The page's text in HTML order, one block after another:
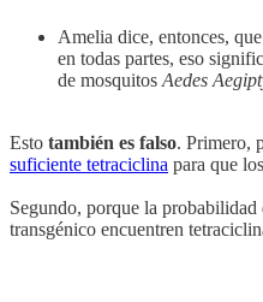
Amelia dice, entonces,
en todas partes, eso
de mosquitos Aedes
Esto también es falso. Primero,
suficiente tetraciclina para que
Segundo, porque la probabilidad
transgénico encuentren